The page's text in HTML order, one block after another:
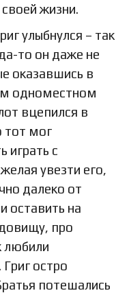
жизни.
улыбнулся – так
то он даже не
оказавшись в
одноместном
вцепился в
тот мог
играть с
увезти его,
далеко от
оставить на
про
любили
остро
потешались